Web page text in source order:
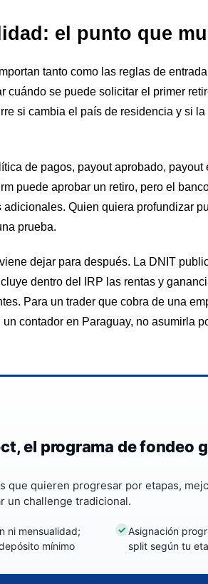
el punto que
tanto como las reglas de
cuándo se puede solicitar el primer
si cambia el país de residencia y si
de pagos, payout aprobado,
puede aprobar un retiro, pero el
Quien quiera profundizar
prueba.
dejar para después. La DNIT
dentro del IRP las rentas y
Para un trader que cobra de una
contador en Paraguay, no asumirla
el programa de fondeo
que quieren progresar por etapas,
un challenge tradicional.
ni mensualidad;
mínimo
Asignación
split según tu